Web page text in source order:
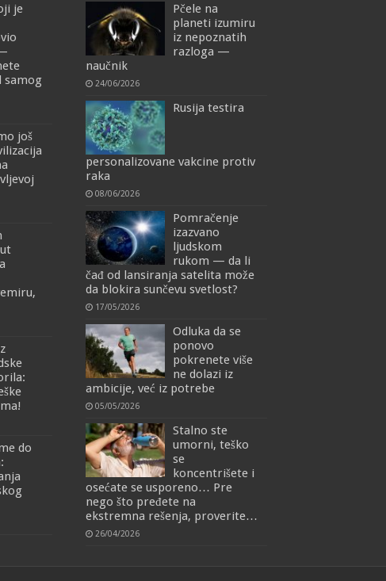
je
samog
još
do
Pčele na
planeti izumiru
iz nepoznatih
razloga —
naučnik
24/06/2026
Rusija testira
personalizovane vakcine protiv
raka
08/06/2026
Pomračenje
izazvano
ljudskom
rukom — da li
čađ od lansiranja satelita može
da blokira sunčevu svetlost?
17/05/2026
Odluka da se
ponovo
pokrenete više
ne dolazi iz
ambicije, već iz potrebe
05/05/2026
Stalno ste
umorni, teško
se
koncentrišete i
osećate se usporeno… Pre
nego što pređete na
ekstremna rešenja, proverite…
26/04/2026